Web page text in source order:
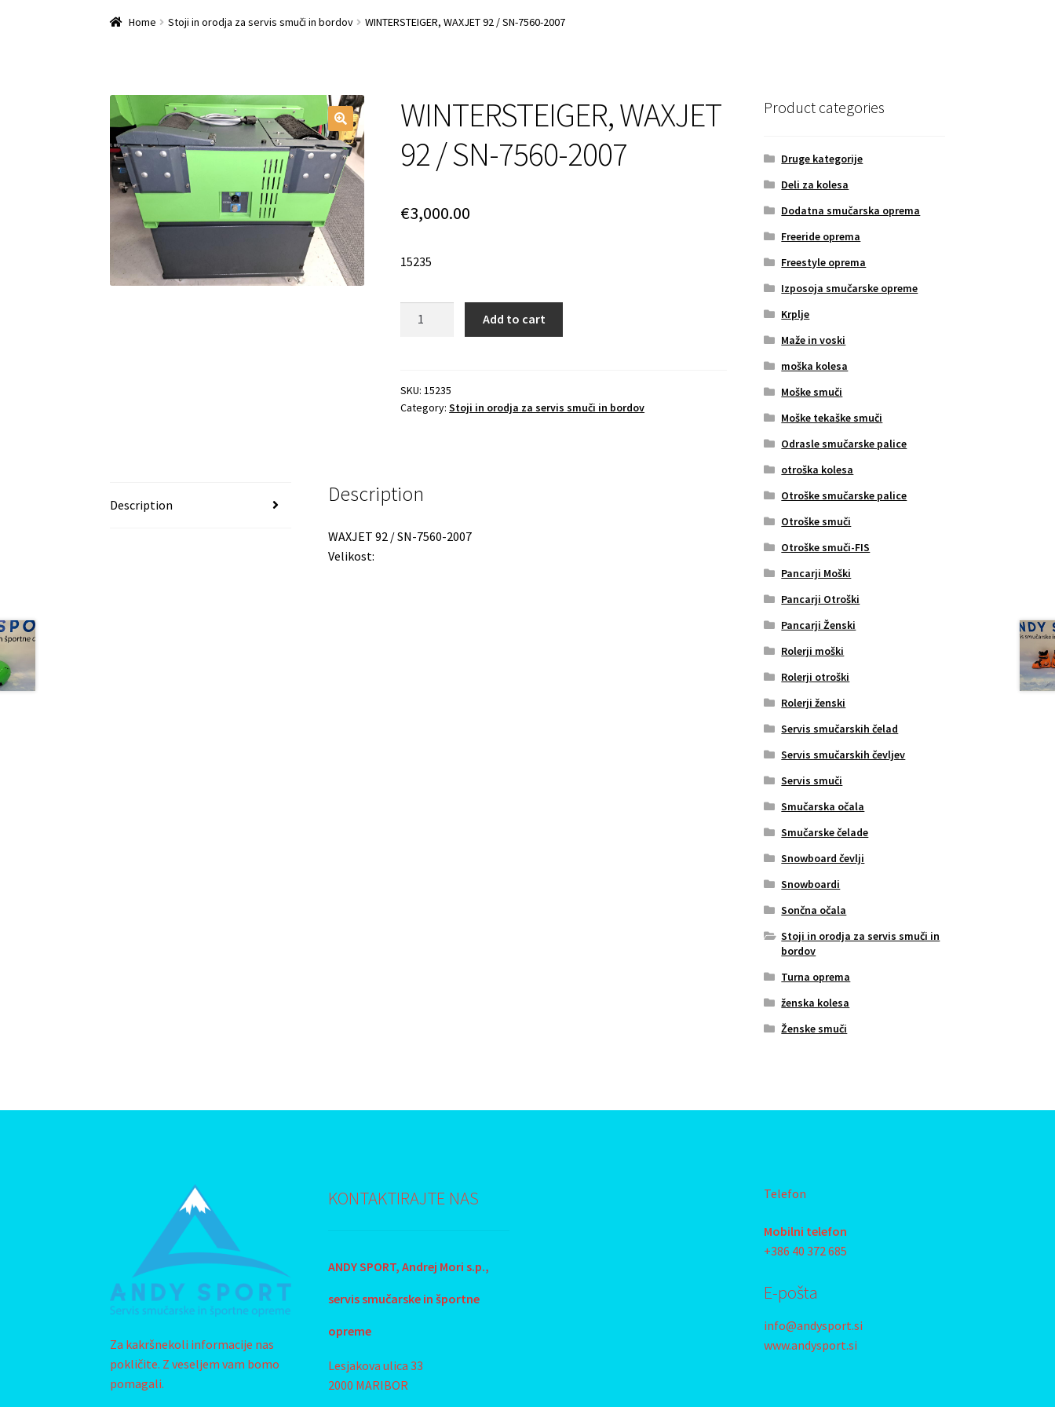
Home Checkout Košarica Leanpay Info Page Login Customizer My accountPravilnik o zasebnosti
Home Stoji in orodja za servis smuči in bordov WINTERSTEIGER, WAXJET 92 / SN-7560-2007
WINTERSTEIGER, WAXJET
92 / SN-7560-2007
€3,000.00
15235
Add to cart
SKU:15235
Category:Stoji in orodja za servis smuči in bordov
Description Description
WAXJET 92 / SN-7560-2007
Velikost:
Product categories
Druge kategorije
Deli za kolesa
Dodatna smučarska oprema
Freeride oprema
Freestyle oprema
Izposoja smučarske opreme
Krplje
Maže in voski
moška kolesa
Moške smuči
Moške tekaške smuči
Odrasle smučarske palice
otroška kolesa
Otroške smučarske palice
Otroške smuči
Otroške smuči-FIS
Pancarji Moški
Pancarji Otroški
Pancarji Ženski
Rolerji moški
Rolerji otroški
Rolerji ženski
Servis smučarskih čelad
Servis smučarskih čevljev
Servis smuči
Smučarska očala
Smučarske čelade
Snowboard čevlji
Snowboardi
Sončna očala
Stoji in orodja za servis smuči in
bordov
Turna oprema
ženska kolesa
Ženske smuči
Za kakršnekoli informacije nas
pokličite. Z veseljem vam bomo
pomagali.
KONTAKTIRAJTE NAS
ANDY SPORT, Andrej Mori s.p.,
servis smučarske in športne
opreme
Lesjakova ulica 33
2000 MARIBOR
Telefon
Mobilni telefon
+386 40 372 685
E-pošta
info@andysport.si
www.andysport.si